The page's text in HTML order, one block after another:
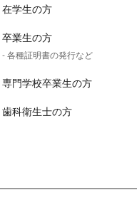
在学生の方
卒業生の方
- 各種証明書の発行など
専門学校卒業生の方
歯科衛生士の方